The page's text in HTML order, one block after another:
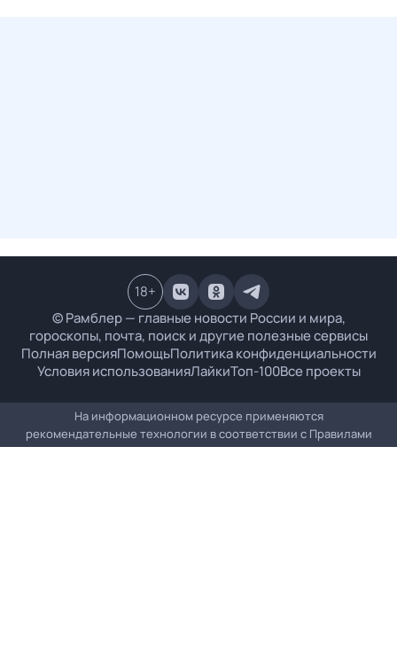
© Рамблер — главные новости России и мира,
гороскопы, почта, поиск и другие полезные сервисы
Полная версияПомощьПолитика конфиденциальности
Условия использованияЛайкиТоп-100Все проекты
18+
На информационном ресурсе применяются
рекомендательные технологии в соответствии с Правилами